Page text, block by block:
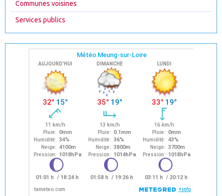
Communes voisines
Services publics